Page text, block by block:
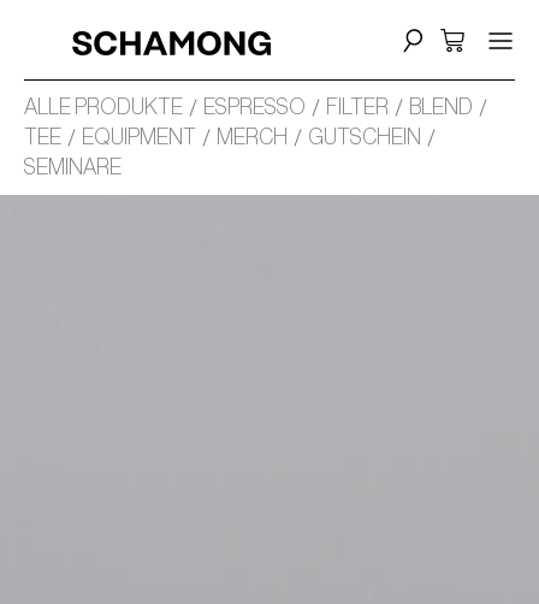
ALLE PRODUKTE ESPRESSO FILTER
BLEND
TEE
EQUIPMENT MERCH
GUTSCHEIN
SEMINARE